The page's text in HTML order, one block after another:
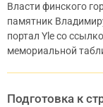
Власти финского
памятник
портал Yle со
мемориальной
Подготовка к